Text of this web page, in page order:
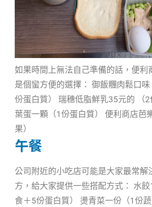
如果時間上無法自己準備的話，便利
是個蠻方便的選擇： 御飯糰肉鬆口味
份蛋白質） 瑞穗低脂鮮乳35元的 （
葉蛋一顆（1份蛋白質） 便利商店芭
果）
午餐
公司附近的小吃店可能是大家最常解
方，給大家提供一些搭配方式： 水
食＋5份蛋白質） 燙青菜一份（1份